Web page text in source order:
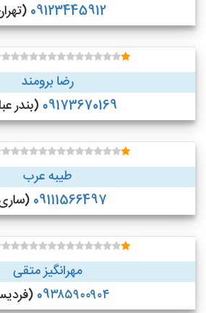
09123445912
رضا برومند
09173670169(بندر
طیبه عرب
09111566497
مهرانگیز متقی
09۳۸۵۹۰۰۹۰۴